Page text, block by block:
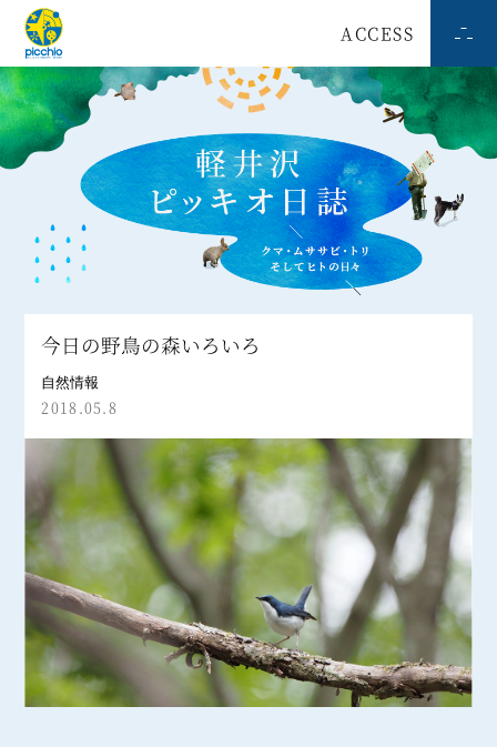
ACCESS
今日の野鳥の森いろいろ
自然情報
2018.05.8